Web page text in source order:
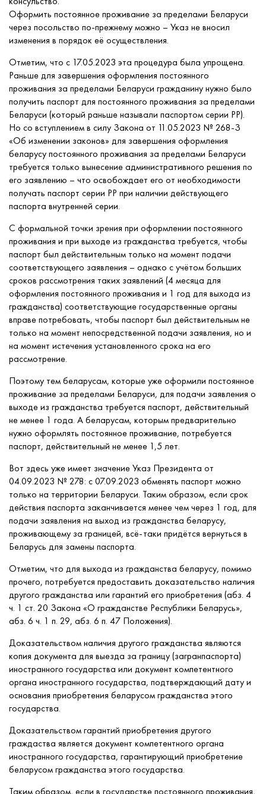
Оформить постоянное проживание за пределами Беларуси
через посольство по-прежнему можно – Указ не вносил
изменения в порядок её осуществления.
Отметим, что с 17.05.2023 эта процедура была упрощена.
Раньше для завершения оформления постоянного
проживания за пределами Беларуси гражданину нужно было
получить паспорт для постоянного проживания за пределами
Беларуси (который раньше называли паспортом серии РР).
Но со вступлением в силу Закона от 11.05.2023 № 268-З
«Об изменении законов» для завершения оформления
беларусу постоянного проживания за пределами Беларуси
требуется только вынесение административного решения по
его заявлению – что освобождает его от необходимости
получать паспорт серии РР при наличии действующего
паспорта внутренней серии.
С формальной точки зрения при оформлении постоянного
проживания и при выходе из гражданства требуется, чтобы
паспорт был действительным только на момент подачи
соответствующего заявления – однако с учётом больших
сроков рассмотрения таких заявлений (4 месяца для
оформления постоянного проживания и 1 год для выхода из
гражданства) соответствующие государственные органы
вправе потребовать, чтобы паспорт был действительным не
только на момент непосредственной подачи заявления, но и
на момент истечения установленного срока на его
рассмотрение.
Поэтому тем беларусам, которые уже оформили постоянное
проживание за пределами Беларуси, для подачи заявления о
выходе из гражданства требуется паспорт, действительный
не менее 1 года. А беларусам, которым предварительно
нужно оформлять постоянное проживание, потребуется
паспорт, действительный не менее 1,5 лет.
Вот здесь уже имеет значение Указ Президента от
04.09.2023 № 278: с 07.09.2023 обменять паспорт можно
только на территории Беларуси. Таким образом, если срок
действия паспорта заканчивается менее чем через 1 год, для
подачи заявления на выход из гражданства беларусу,
проживающему за границей, всё-таки придётся вернуться в
Беларусь для замены паспорта.
Отметим, что для выхода из гражданства беларусу, помимо
прочего, потребуется предоставить доказательство наличия
другого гражданства или гарантий его приобретения (абз. 4
ч. 1 ст. 20 Закона «О гражданстве Республики Беларусь»,
абз. 6 ч. 1 п. 29, абз. 6 п. 47 Положения).
Доказательством наличия другого гражданства являются
копия документа для выезда за границу (загранпаспорта)
иностранного государства или документ компетентного
органа иностранного государства, подтверждающий дату и
основания приобретения беларусом гражданства этого
государства.
Доказательством гарантий приобретения другого
граждаства является документ компетентного органа
иностранного государства, гарантирующий приобретение
беларусом гражданства этого государства.
Таким образом, если в государстве постоянного проживания,